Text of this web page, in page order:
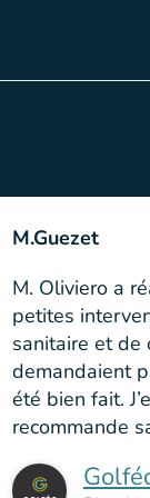
M.Guezet
M. Oliviero a
petites
sanitaire et de
demandaient
été bien fait.
recommande